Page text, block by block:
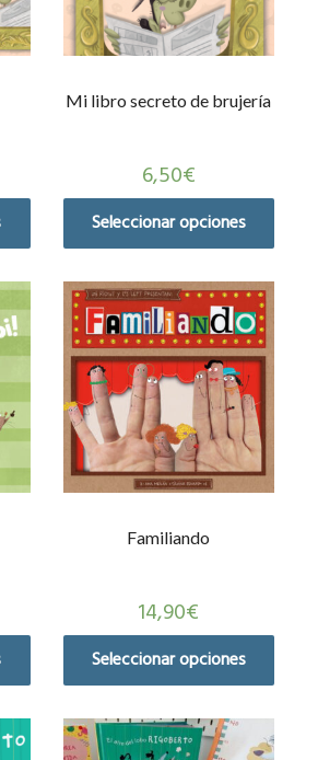
Mi libro secreto de brujería
6,50€
Seleccionar opciones
Familiando
14,90€
Seleccionar opciones